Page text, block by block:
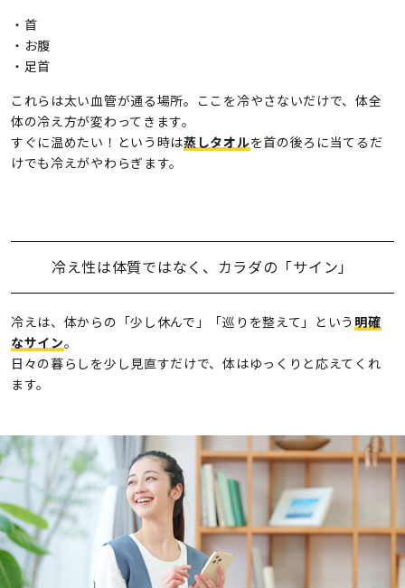
・首
・お腹
・足首
これらは太い血管が通る場所。ここを冷やさないだけで、体全
体の冷え方が変わってきます。
すぐに温めたい！という時は蒸しタオルを首の後ろに当てるだ
けでも冷えがやわらぎます。
冷え性は体質ではなく、カラダの「サイン」
冷えは、体からの「少し休んで」「巡りを整えて」という 明確
なサイン。
日々の暮らしを少し見直すだけで、体はゆっくりと応えてくれ
ます。